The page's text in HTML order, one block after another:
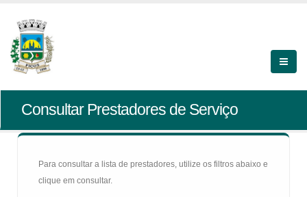
Consultar Prestadores de Serviço
Para consultar a lista de prestadores, utilize os filtros abaixo e
clique em consultar.